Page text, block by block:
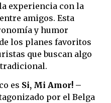
experiencia con la
amigos. Esta
y humor
los planes favoritos
que buscan algo
tradicional.
es Si, Mi Amor! –
por el Belga